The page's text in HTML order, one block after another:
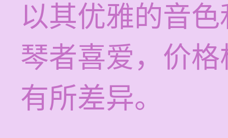
以其优雅的音
琴者喜爱，价
有所差异。